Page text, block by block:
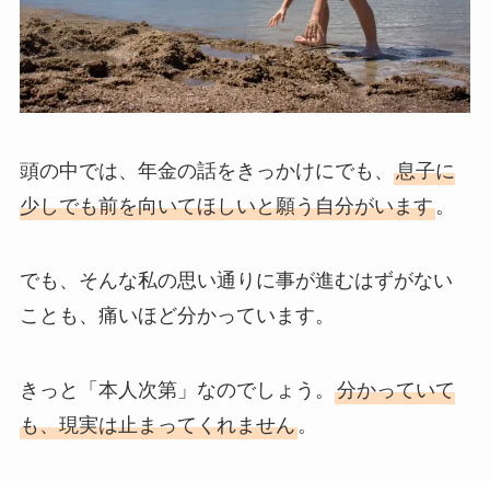
頭の中では、年金の話をきっかけにでも、 息子に
少しでも前を向いてほしいと願う自分がいます。
でも、そんな私の思い通りに事が進むはずがない
ことも、痛いほど分かっています。
きっと「本人次第」なのでしょう。 分かっていて
も、現実は止まってくれません。